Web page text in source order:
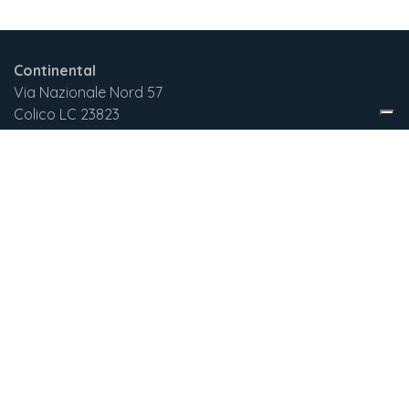
Continental
Via Nazionale Nord 57
Colico LC 23823